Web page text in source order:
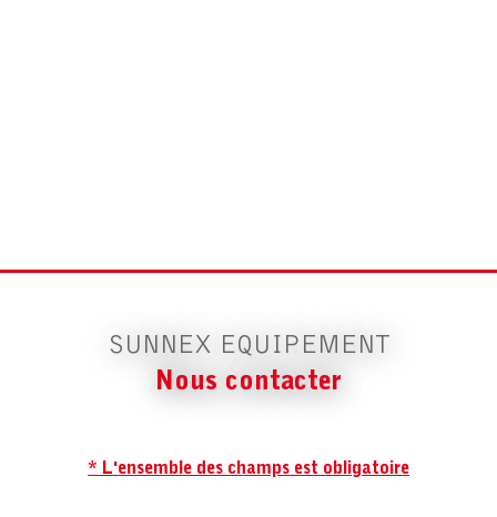
SUNNEX EQUIPEMENT
Nous contacter
* L'ensemble des champs est obligatoire